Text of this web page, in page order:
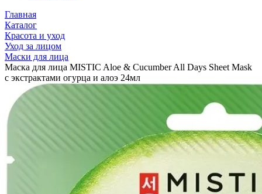
Главная
Каталог
Красота и уход
Уход за лицом
Маски для лица
Маска для лица MISTIC Aloe & Cucumber All Days Sheet Mask
с экстрактами огурца и алоэ 24мл